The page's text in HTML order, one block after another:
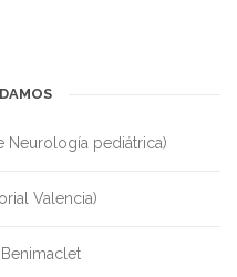
Neurología pediátrica)
Valencia)